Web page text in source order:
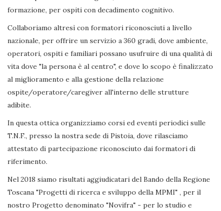
formazione, per ospiti con decadimento cognitivo.
Collaboriamo altresì con formatori riconosciuti a livello
nazionale, per offrire un servizio a 360 gradi, dove ambiente,
operatori, ospiti e familiari possano usufruire di una qualità di
vita dove "la persona è al centro", e dove lo scopo è finalizzato
al miglioramento e alla gestione della relazione
ospite/operatore/caregiver all'interno delle strutture
adibite.
In questa ottica organizziamo corsi ed eventi periodici sulle
T.N.F., presso la nostra sede di Pistoia, dove rilasciamo
attestato di partecipazione riconosciuto dai formatori di
riferimento.
Nel 2018 siamo risultati aggiudicatari del Bando della Regione
Toscana "Progetti di ricerca e sviluppo della MPMI" , per il
nostro Progetto denominato "Novifra" - per lo studio e